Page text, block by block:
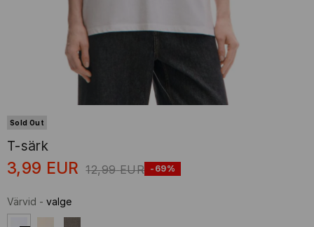
Sold Out
T-särk
3,99 EUR 12,99 EUR -69%
Värvid - valge